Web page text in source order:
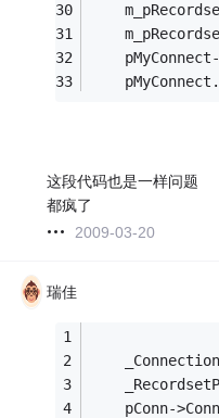
这段代码也是一样问题
都疯了
2009-03-20
瑞佳
pConn-